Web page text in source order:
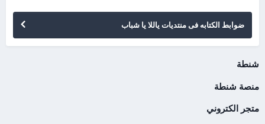
ضوابط الكتابه فى منتديات ياللا يا شباب
شنطة
منصة شنطة
متجر الكتروني